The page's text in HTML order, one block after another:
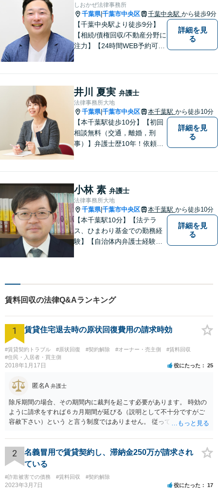
にご相談ください。
しおかぜ法律事務所
千葉県|千葉市中央区 千葉中央駅 から徒歩9分
【千葉中央駅より徒歩9分】
【相続/債権回収/不動産分野に
注力】【24時間WEB予約可
最終手段と考えず、お気軽に
ご相談ください。
詳細を見
る
井川 夏実 弁護士
法律事務所大地
千葉県|千葉市中央区 本千葉駅 から徒歩10分
【本千葉駅徒歩10分】【初回
相談無料（交通，離婚，刑
事）】弁護士歴10年！依頼者
間・休日対応】【メール24時
間対応◎】
詳細を見
る
小林 素 弁護士
法律事務所大地
千葉県|千葉市中央区 本千葉駅 から徒歩10分
【本千葉駅10分】【法テラ
ス、ひまわり基金での勤務経
験】【自治体内弁護士経験】
すことを目標に活動を続けて
います。お困りの方はお気軽
にご相談ください。
詳細を見
る
賃料回収の法律Q&Aランキング
1 賃貸住宅退去時の原状回復費用の請求時効
#賃貸契約トラブル #原状回復 #契約解除 #オーナー・売主側
#賃料回収
#住民・入居者・買主側
2018年1月17日 役にたった 25
匿名A 弁護士
除斥期間の場合、その期間内に裁判を起こす必要があります。 時効の
ように請求をすれば６カ月期間が延びる（説明として不十分ですがご
容赦下さい）という と言う制度ではありません。 従って、理論上は１
2
名義冒用で賃貸契約し、滞納金250万が請求され
ている
#詐欺被害での債務 #賃料回収 #契約解除
2023年3月7日 役にたった 17